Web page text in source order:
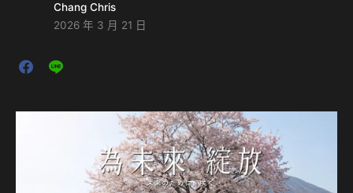
Chang Chris
2026 年 3 月 21 日